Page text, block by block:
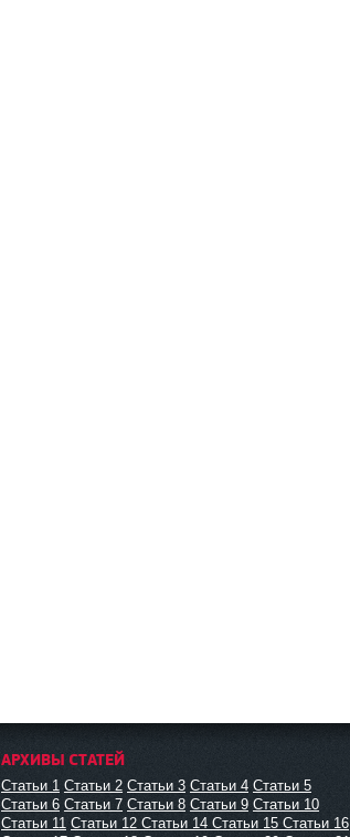
АРХИВЫ СТАТЕЙ
Статьи 1 Статьи 2 Статьи 3 Статьи 4 Статьи 5
Статьи 6 Статьи 7 Статьи 8 Статьи 9 Статьи 10
Статьи 11 Статьи 12 Статьи 14 Статьи 15 Статьи 16